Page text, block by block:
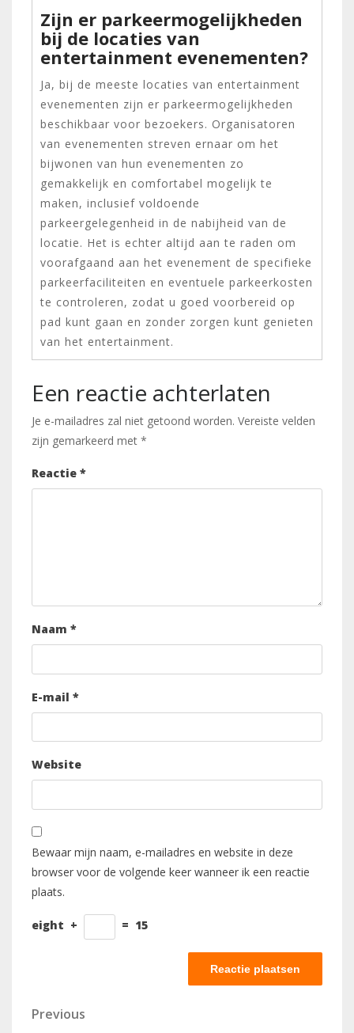
Zijn er parkeermogelijkheden
bij de locaties van
entertainment evenementen?
Ja, bij de meeste locaties van entertainment
evenementen zijn er parkeermogelijkheden
beschikbaar voor bezoekers. Organisatoren
van evenementen streven ernaar om het
bijwonen van hun evenementen zo
gemakkelijk en comfortabel mogelijk te
maken, inclusief voldoende
parkeergelegenheid in de nabijheid van de
locatie. Het is echter altijd aan te raden om
voorafgaand aan het evenement de specifieke
parkeerfaciliteiten en eventuele parkeerkosten
te controleren, zodat u goed voorbereid op
pad kunt gaan en zonder zorgen kunt genieten
van het entertainment.
Een reactie achterlaten
Je e-mailadres zal niet getoond worden. Vereiste velden
zijn gemarkeerd met *
Reactie *
Naam *
E-mail *
Website
Bewaar mijn naam, e-mailadres en website in deze
browser voor de volgende keer wanneer ik een reactie
plaats.
eight + = 15
Berichtnavigatie
Previous
Previous